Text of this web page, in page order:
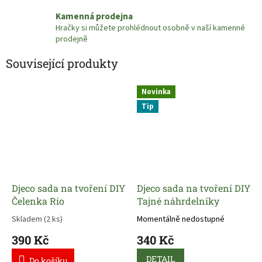
Kamenná prodejna
Hračky si můžete prohlédnout osobně v naší kamenné
prodejně
Související produkty
Djeco sada na tvoření DIY
Čelenka Rio
Skladem (2 ks)
390 Kč
Novinka
Tip
Djeco sada na tvoření DIY
Tajné náhrdelníky
Momentálně nedostupné
340 Kč
DETAIL